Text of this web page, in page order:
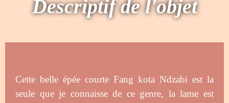
Descriptif de l'objet
Cette belle épée courte Fang kota Ndzabi est la
seule que je connaisse de ce genre, la lame est